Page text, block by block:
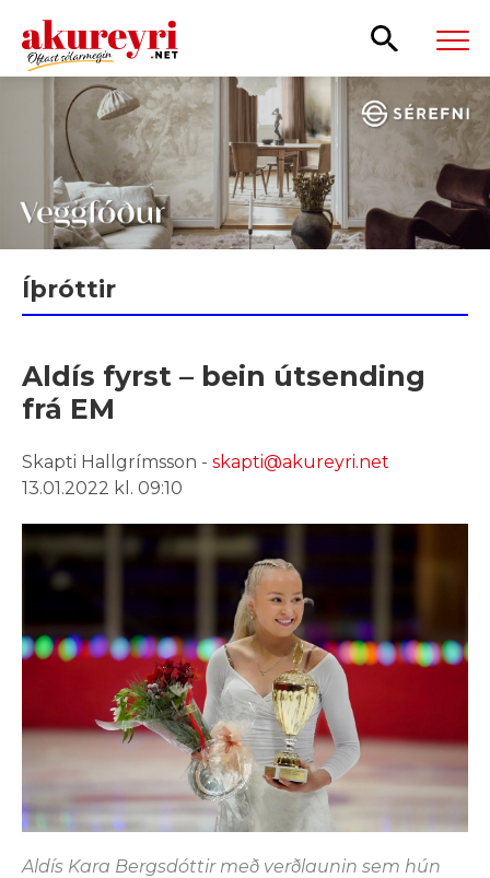
Leita
Íþróttir
Aldís fyrst – bein útsending
frá EM
Skapti Hallgrímsson - skapti@akureyri.net
13.01.2022 kl. 09:10
Aldís Kara Bergsdóttir með verðlaunin sem hún